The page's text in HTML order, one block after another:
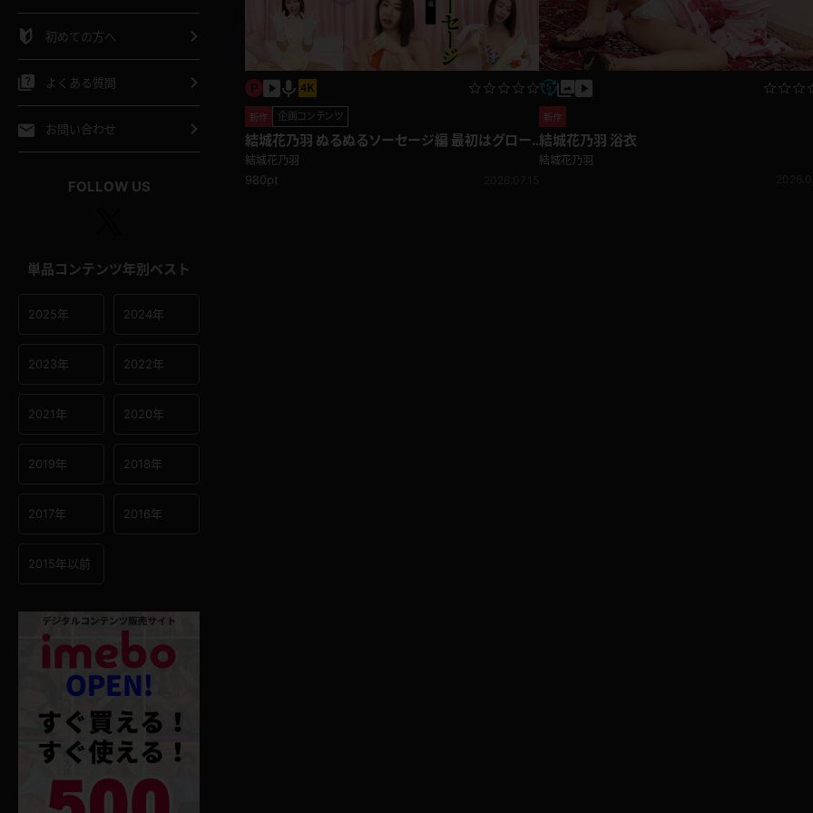
ツ スリップ
競泳水着
初めての方へ
よくある質問
お問い合わせ
FOLLOW US
単品コンテンツ年別ベスト
2025年 2024年
2023年 2022年
2021年 2020年
2019年 2018年
2017年 2016年
2015年以前
新作 企画コンテンツ
結城花乃羽 ぬるぬるソーセージ編 最初はグロー
ブで・・・最後はオイルを塗って扱きまくる！
結城花乃羽
980pt
新作
結城花乃羽 浴衣
結城花乃羽